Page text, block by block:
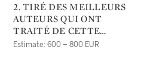
2. TIRÉ DES MEILLEURS
AUTEURS QUI ONT
TRAITÉ DE CETTE
MATIÈRE ET D’APRÈS LA
Estimate: 600 – 800 EUR